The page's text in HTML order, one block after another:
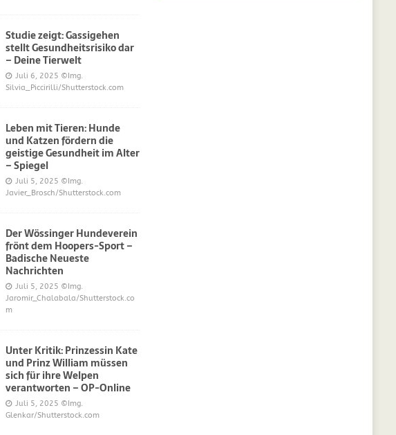
Studie zeigt: Gassigehen
stellt Gesundheitsrisiko dar
– Deine Tierwelt
Juli 6, 2025 ©Img.
Silvia_Piccirilli/Shutterstock.com
Leben mit Tieren: Hunde
und Katzen fördern die
geistige Gesundheit im Alter
– Spiegel
Juli 5, 2025 ©Img.
Javier_Brosch/Shutterstock.com
Der Wössinger Hundeverein
frönt dem Hoopers-Sport –
Badische Neueste
Nachrichten
Juli 5, 2025 ©Img.
Jaromir_Chalabala/Shutterstock.co
m
Unter Kritik: Prinzessin Kate
und Prinz William müssen
sich für ihre Welpen
verantworten – OP-Online
Juli 5, 2025 ©Img.
Glenkar/Shutterstock.com